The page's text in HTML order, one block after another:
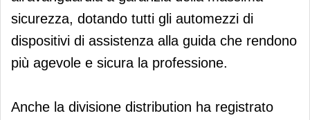
sicurezza, dotando tutti gli automezzi di
dispositivi di assistenza alla guida che rendono
più agevole e sicura la professione.
Anche la divisione distribution ha registrato